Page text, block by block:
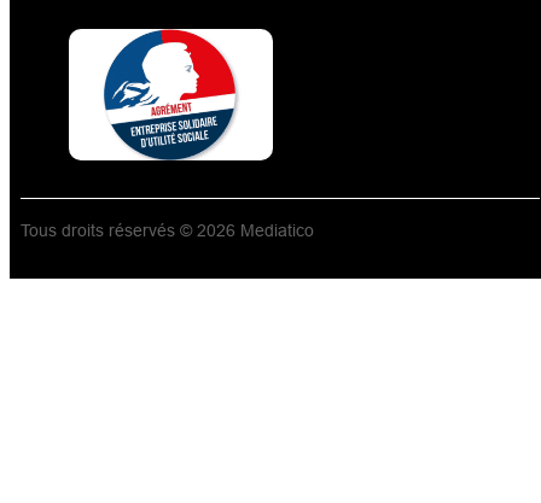
Tous droits réservés © 2026 Mediatico